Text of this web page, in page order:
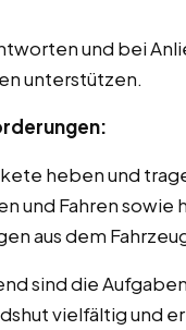
und bei
unterstützen.
heben und
und Fahren sowie
aus dem
sind die
vielfältig und